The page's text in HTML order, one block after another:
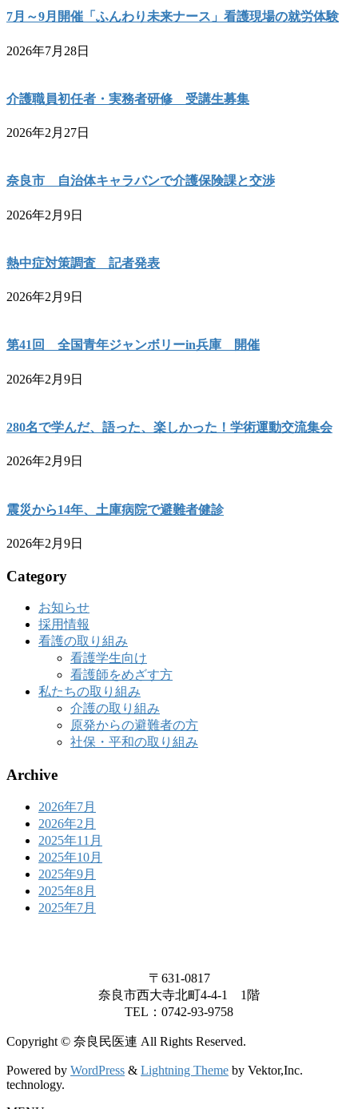
7月～9月開催「ふんわり未来ナース」看護現場の就労体験
2026年7月28日
介護職員初任者・実務者研修 受講生募集
2026年2月27日
奈良市 自治体キャラバンで介護保険課と交渉
2026年2月9日
熱中症対策調査 記者発表
2026年2月9日
第41回 全国青年ジャンボリーin兵庫 開催
2026年2月9日
280名で学んだ、語った、楽しかった！学術運動交流集会
2026年2月9日
震災から14年、土庫病院で避難者健診
2026年2月9日
Category
お知らせ
採用情報
看護の取り組み
看護学生向け
看護師をめざす方
私たちの取り組み
介護の取り組み
原発からの避難者の方
社保・平和の取り組み
Archive
2026年7月
2026年2月
2025年11月
2025年10月
2025年9月
2025年8月
2025年7月
〒631-0817
奈良市西大寺北町4-4-1 1階
TEL：0742-93-9758
Copyright © 奈良民医連 All Rights Reserved.
Powered by WordPress & Lightning Theme by Vektor,Inc.
technology.